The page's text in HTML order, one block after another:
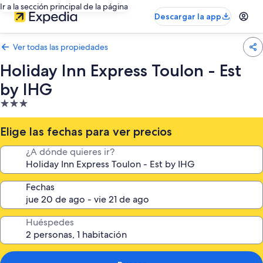
Ir a la sección principal de la página
Descargar la app
Ver todas las propiedades
Holiday Inn Express Toulon - Est
by IHG
Propiedad
de
3.0
estrellas
Elige las fechas para ver precios
¿A dónde quieres ir?
Fechas
Huéspedes